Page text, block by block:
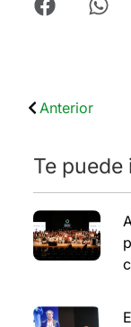
Anterior
Te puede